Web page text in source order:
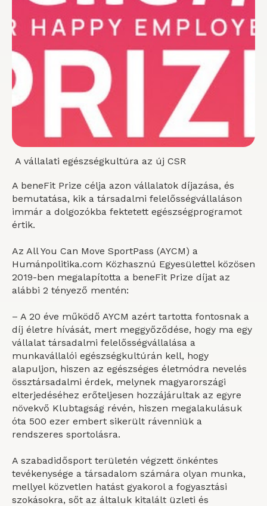
A vállalati egészségkultúra az új CSR
A beneFit Prize célja azon vállalatok díjazása, és
bemutatása, kik a társadalmi felelősségvállaláson
immár a dolgozókba fektetett egészségprogramot
értik.
Az All You Can Move SportPass (AYCM) a
Humánpolitika.com Közhasznú Egyesülettel közösen
2019-ben megalapította a beneFit Prize díjat az
alábbi 2 tényező mentén:
– A 20 éve működő AYCM azért tartotta fontosnak a
díj életre hívását, mert meggyőződése, hogy ma egy
vállalat társadalmi felelősségvállalása a
munkavállalói egészségkultúrán kell, hogy
alapuljon, hiszen az egészséges életmódra nevelés
össztársadalmi érdek, melynek magyarországi
elterjedéséhez erőteljesen hozzájárultak az egyre
növekvő Klubtagság révén, hiszen megalakulásuk
óta 500 ezer embert sikerült rávenniük a
rendszeres sportolásra.
A szabadidősport területén végzett önkéntes
tevékenysége a társadalom számára olyan munka,
mellyel közvetlen hatást gyakorol a fogyasztási
szokásokra, sőt az általuk kitalált üzleti és